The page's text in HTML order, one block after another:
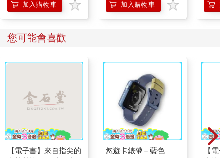
加入購物車 加入購物車
您可能會喜歡
【電子書】來自指尖的
悠遊卡錶帶－藍色
【